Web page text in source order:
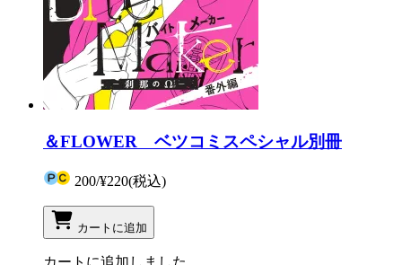
＆FLOWER ベツコミスペシャル別冊
200/¥220(税込)
カートに追加